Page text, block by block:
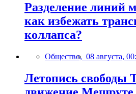
Разделение линий
как избежать
коллапса?
Общество, 08 августа,
Летопись свободы